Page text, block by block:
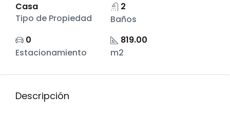
Casa
Tipo de Propiedad
2
Baños
0
Estacionamiento
819.00
m2
Descripción